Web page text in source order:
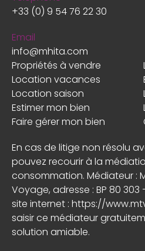
Propriétés à vendre
Location vacances
Location saison
Estimer mon bien
Faire gérer mon bien
+33 (0) 9 54 76 22 30
Email
info@mhita.com
En cas de litige non résolu
pouvez recourir à la
consommation. Médiateur :
Voyage, adresse : BP 80 303
site internet : https://
saisir ce médiateur
solution amiable.